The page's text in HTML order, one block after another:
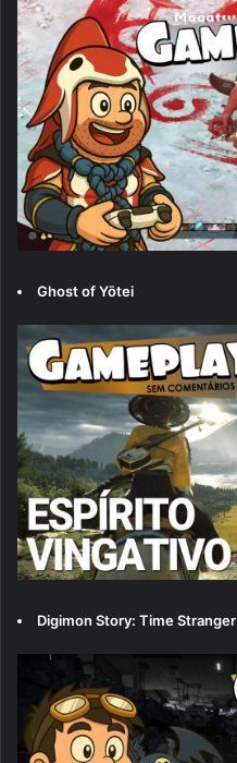
Ghost of Yōtei
Digimon Story: Time Stranger